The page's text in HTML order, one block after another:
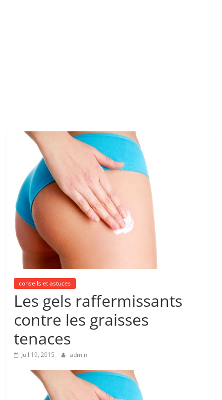
conseils et astuces
Les gels raffermissants
contre les graisses
tenaces
Juil 19, 2015 admin